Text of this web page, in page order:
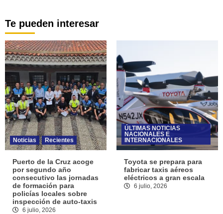
Te pueden interesar
Noticias Recientes
Puerto de la Cruz acoge
por segundo año
consecutivo las jornadas
de formación para
policías locales sobre
inspección de auto-taxis
6 julio, 2026
ÚLTIMAS NOTICIAS
NACIONALES E
INTERNACIONALES
Toyota se prepara para
fabricar taxis aéreos
eléctricos a gran escala
6 julio, 2026